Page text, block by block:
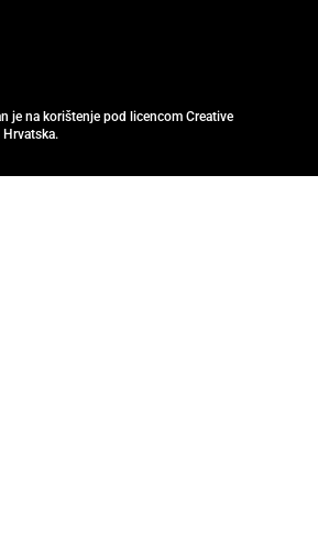
je na korištenje pod licencom Creative